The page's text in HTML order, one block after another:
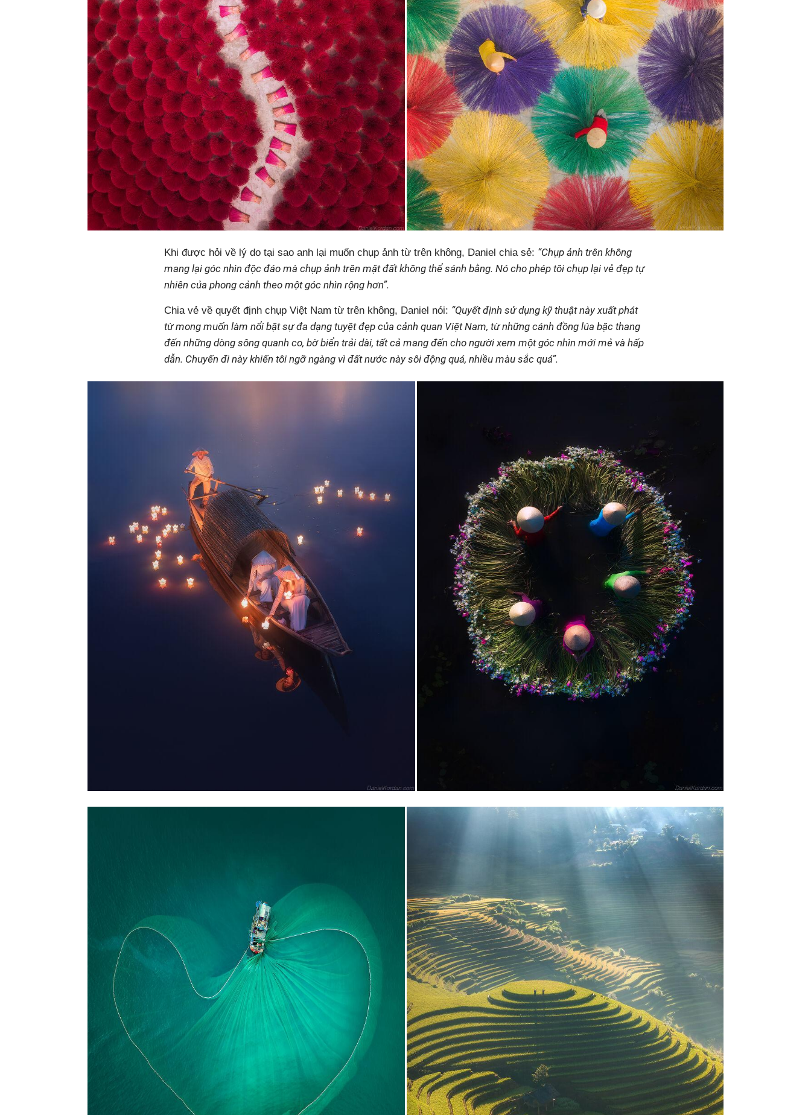
Khi được hỏi về lý do tại sao anh lại muốn chụp ảnh từ trên không, Daniel chia sẻ: “Chụp ảnh trên không
mang lại góc nhìn độc đáo mà chụp ảnh trên mặt đất không thể sánh bằng. Nó cho phép tôi chụp lại vẻ đẹp tự
nhiên của phong cảnh theo một góc nhìn rộng hơn”.
Chia vẻ về quyết định chụp Việt Nam từ trên không, Daniel nói: “Quyết định sử dụng kỹ thuật này xuất phát
từ mong muốn làm nổi bật sự đa dạng tuyệt đẹp của cảnh quan Việt Nam, từ những cánh đồng lúa bậc thang
đến những dòng sông quanh co, bờ biển trải dài, tất cả mang đến cho người xem một góc nhìn mới mẻ và hấp
dẫn. Chuyến đi này khiến tôi ngỡ ngàng vì đất nước này sôi động quá, nhiều màu sắc quá”.